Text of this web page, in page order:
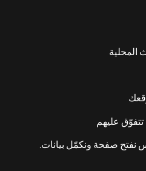
المحلية
عليهم
صفحة ونكمّل بيانات.